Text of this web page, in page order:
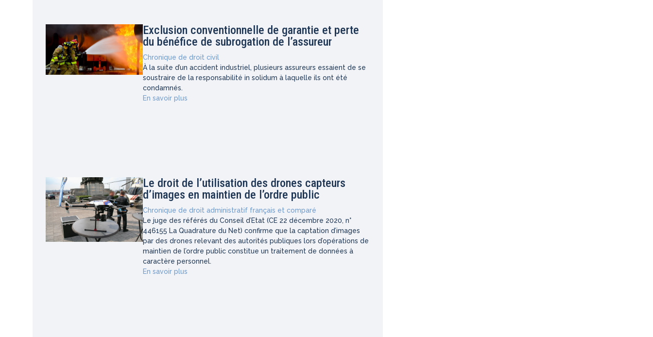
Exclusion conventionnelle de garantie et perte
du bénéfice de subrogation de l’assureur
Chronique de droit civil
À la suite d’un accident industriel, plusieurs assureurs essaient de se
soustraire de la responsabilité in solidum à laquelle ils ont été
condamnés.
En savoir plus
Le droit de l’utilisation des drones capteurs
d’images en maintien de l’ordre public
Chronique de droit administratif français et comparé
Le juge des référés du Conseil d’Etat (CE 22 décembre 2020, n°
446155 La Quadrature du Net) confirme que la captation d’images
par des drones relevant des autorités publiques lors d’opérations de
maintien de l’ordre public constitue un traitement de données à
caractère personnel.
En savoir plus